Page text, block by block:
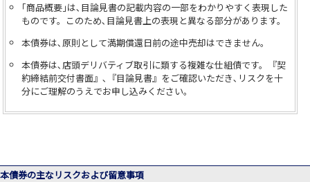
｢商品概要｣は､目論見書の記載内容の一部をわかりやすく表現した
ものです。このため､目論見書上の表現と異なる部分があります。
本債券は､原則として満期償還日前の途中売却はできません。
本債券は､店頭デリバティブ取引に類する複雑な仕組債です。『契
約締結前交付書面』､『目論見書』をご確認いただき､リスクを十
分にご理解のうえでお申し込みください。
本債券の主なリスクおよび留意事項